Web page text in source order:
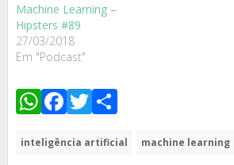
Machine Learning –
Hipsters #89
27/03/2018
Em "Podcast"
WhatsApp
Facebook
Twitter
inteligência artificial machine learning